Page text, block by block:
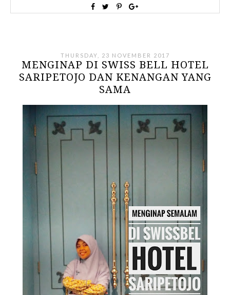
THURSDAY, 23 NOVEMBER 2017
MENGINAP DI SWISS BELL HOTEL
SARIPETOJO DAN KENANGAN YANG
SAMA